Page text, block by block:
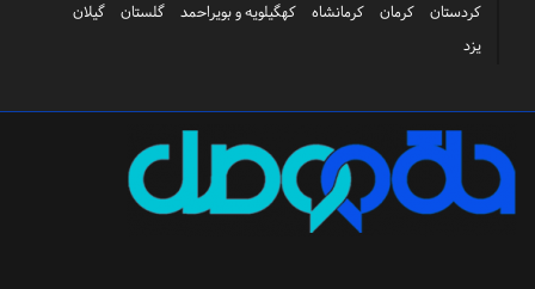
کردستان
کرمان کرمانشاه کهگیلویه و بویراحمد گلستان
گیلان
یزد